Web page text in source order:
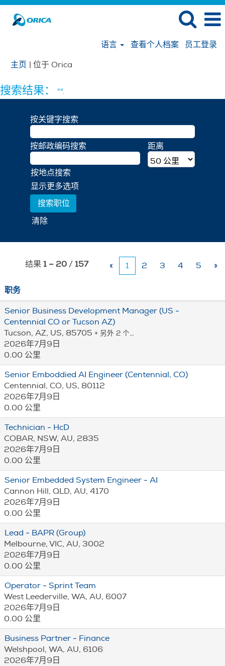
语言 查看个人档案
员工登录
主页 | 位于 Orica
面）
搜索结果： "".
按关键字搜索
按邮政编码搜索 距离
按地点搜索
显示更多选项
清除
结果 1 – 20 / 157 « 1 2 3 4 5 »
职务
Senior Business Development Manager (US -
Centennial CO or Tucson AZ)
Tucson, AZ, US, 85705 + 另外 2 个…
2026年7月9日
0.00 公里
Senior Emboddied AI Engineer (Centennial, CO)
Centennial, CO, US, 80112
2026年7月9日
0.00 公里
Technician - HcD
COBAR, NSW, AU, 2835
2026年7月9日
0.00 公里
Senior Embedded System Engineer - AI
Cannon Hill, QLD, AU, 4170
2026年7月9日
0.00 公里
Lead - BAPR (Group)
Melbourne, VIC, AU, 3002
2026年7月9日
0.00 公里
Operator - Sprint Team
West Leederville, WA, AU, 6007
2026年7月9日
0.00 公里
Business Partner - Finance
Welshpool, WA, AU, 6106
2026年7月9日